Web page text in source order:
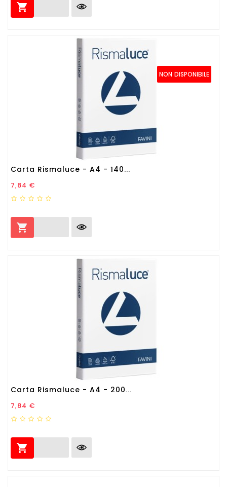

NON DISPONIBILE
Carta Rismaluce - A4 - 140...
Prezzo
7,84 €

Carta Rismaluce - A4 - 200...
Prezzo
7,84 €
